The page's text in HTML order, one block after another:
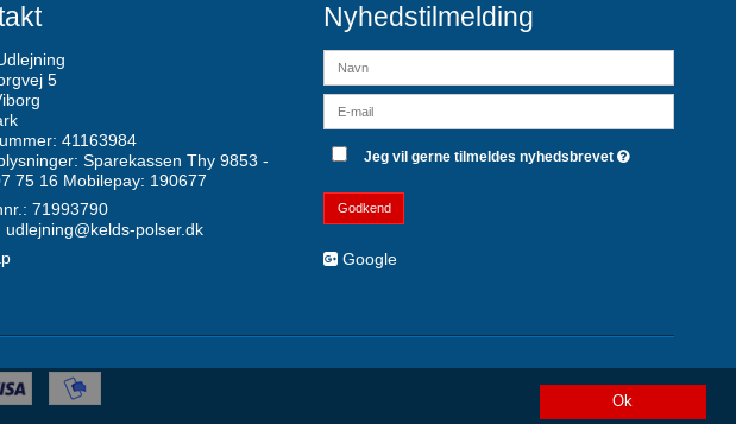
Ok
5
41163984
Sparekassen Thy 9853 -
75 16 Mobilepay: 190677
71993790
udlejning@kelds-polser.dk
Nyhedstilmelding
Jeg vil gerne tilmeldes nyhedsbrevet
Godkend
Google